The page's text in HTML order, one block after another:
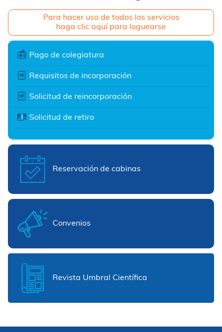
Para hacer uso de todos los servicios
haga clic aquí para loguearse
Pago de colegiatura
Requisitos de incorporación
Solicitud de reincorporación
Solicitud de retiro
Reservación de cabinas
Convenios
Revista Umbral Científica